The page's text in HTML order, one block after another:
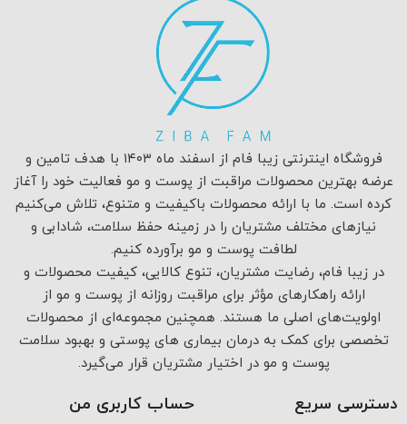
فروشگاه اینترنتی زیبا فام از اسفند ماه ۱۴۰۳ با هدف تامین و
عرضه بهترین محصولات مراقبت از پوست و مو فعالیت خود را آغاز
کرده است. ما با ارائه محصولات باکیفیت و متنوع، تلاش می‌کنیم
نیازهای مختلف مشتریان را در زمینه حفظ سلامت، شادابی و
لطافت پوست و مو برآورده کنیم.
در زیبا فام، رضایت مشتریان، تنوع کالایی، کیفیت محصولات و
ارائه راهکارهای مؤثر برای مراقبت روزانه از پوست و مو از
اولویت‌های اصلی ما هستند. همچنین مجموعه‌ای از محصولات
تخصصی برای کمک به درمان بیماری های پوستی و بهبود سلامت
پوست و مو در اختیار مشتریان قرار می‌گیرد.
دسترسی سریع حساب کاربری من